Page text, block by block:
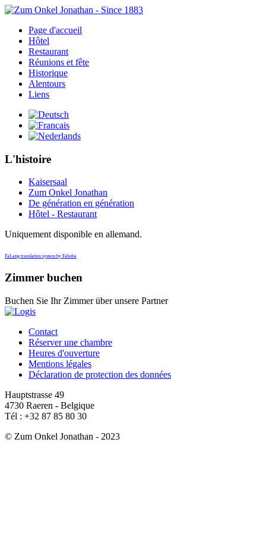
Page d'accueil
Hôtel
Restaurant
Réunions et fête
Historique
Alentours
Liens
L'histoire
Kaisersaal
Zum Onkel Jonathan
De génération en génération
Hôtel - Restaurant
Uniquement disponible en allemand.
FaLang translation system by Faboba
Zimmer buchen
Buchen Sie Ihr Zimmer über unsere Partner
Contact
Réserver une chambre
Heures d'ouverture
Mentions légales
Déclaration de protection des données
Hauptstrasse 49
4730 Raeren - Belgique
Tél : +32 87 85 80 30
© Zum Onkel Jonathan - 2023